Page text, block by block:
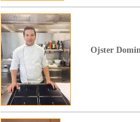
Ojster